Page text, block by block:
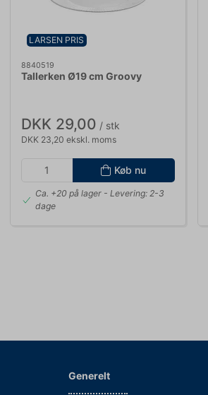
LARSEN PRIS
8840519
Tallerken Ø19 cm Groovy
DKK 29,00 / stk
DKK 23,20 ekskl. moms
Køb nu
Ca. +20 på lager- Levering: 2-3
dage
Generelt